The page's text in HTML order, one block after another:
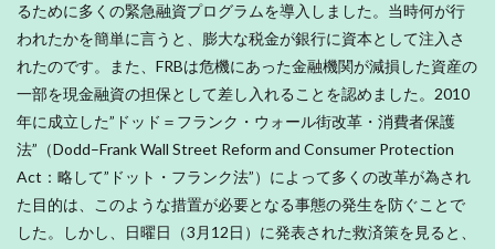
るために多くの緊急融資プログラムを導入しました。当時何が行
われたかを簡単に言うと、膨大な税金が銀行に資本として注入さ
れたのです。また、FRBは危機にあった金融機関が減損した資産の
一部を現金融資の担保として差し入れることを認めました。2010
年に成立した”ドッド＝フランク・ウォール街改革・消費者保護
法”（Dodd–Frank Wall Street Reform and Consumer Protection
Act：略して”ドット・フランク法”）によって多くの改革が為され
た目的は、このような措置が必要となる事態の発生を防ぐことで
した。しかし、日曜日（3月12日）に発表された救済策を見ると、